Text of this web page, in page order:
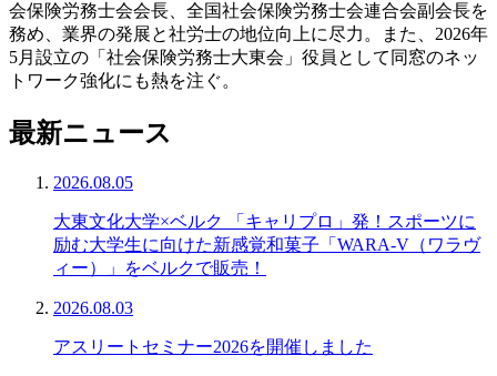
会保険労務士会会長、全国社会保険労務士会連合会副会長を
務め、業界の発展と社労士の地位向上に尽力。また、2026年
5月設立の「社会保険労務士大東会」役員として同窓のネッ
トワーク強化にも熱を注ぐ。
最新ニュース
2026.08.05
大東文化大学×ベルク 「キャリプロ」発！スポーツに
励む大学生に向けた新感覚和菓子「WARA-V（ワラヴ
ィー）」をベルクで販売！
2026.08.03
アスリートセミナー2026を開催しました